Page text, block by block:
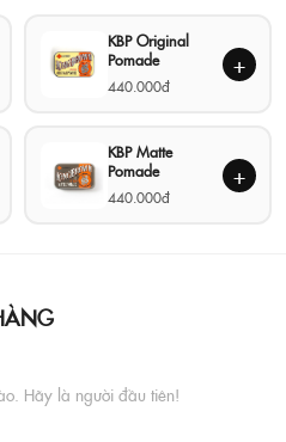
KBP Original
Pomade
440.000đ
+
KBP Matte
Pomade
440.000đ
+
Hãy là người đầu tiên!